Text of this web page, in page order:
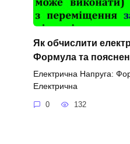
Як обчислити
Формула та
Електрична Напруга:
Електрична
0 132